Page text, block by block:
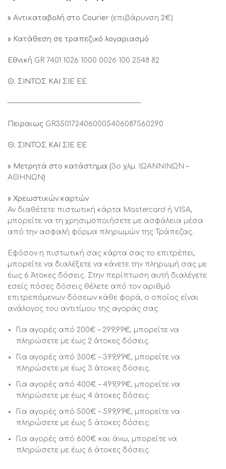
» Aντικαταβολή στο Courier (επιβάρυνση 2€)
» Κατάθεση σε τραπεζικό λογαριασμό
Εθνική GR 7401 1026 1000 0026 100 2548 82
Θ. ΣΙΝΤΟΣ ΚΑΙ ΣΙΕ ΕΕ
————————————————————-
Πειραιως GR3501724060005406087560290
Θ. ΣΙΝΤΟΣ ΚΑΙ ΣΙΕ ΕΕ
» Μετρητά στο κατάστημα (3ο χλμ. ΙΩΑΝΝΙΝΩΝ –
ΑΘΗΝΩΝ)
» Χρεωστικών καρτών
Αν διαθέτετε πιστωτική κάρτα Mastercard ή VISA,
μπορείτε να τη χρησιμοποιήσετε με ασφάλεια μέσα
από την ασφαλή φόρμα πληρωμών της Τράπεζας.
Εφόσον η πιστωτική σας κάρτα σας το επιτρέπει,
μπορείτε να διαλέξετε να κάνετε την πληρωμή σας με
έως 6 Άτοκες δόσεις. Στην περίπτωση αυτή διαλέγετε
εσείς πόσες δόσεις θέλετε από τον αριθμό
επιτρεπόμενων δόσεων κάθε φορά, ο οποίος είναι
ανάλογος του αντιτίμου της αγοράς σας.
Για αγορές από 200€ – 299,99€, μπορείτε να
πληρώσετε με έως 2 άτοκες δόσεις.
Για αγορές από 300€ – 399,99€, μπορείτε να
πληρώσετε με έως 3 άτοκες δόσεις.
Για αγορές από 400€ – 499,99€, μπορείτε να
πληρώσετε με έως 4 άτοκες δόσεις.
Για αγορές από 500€ – 599,99€, μπορείτε να
πληρώσετε με έως 5 άτοκες δόσεις.
Για αγορές από 600€ και άνω, μπορείτε να
πληρώσετε με έως 6 άτοκες δόσεις.